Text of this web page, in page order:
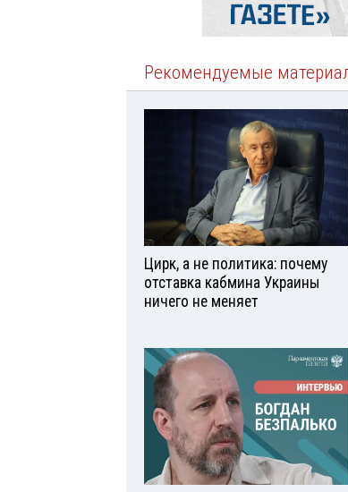
Рекомендуемые
Цирк, а не политика: почему
отставка кабмина Украины
ничего не меняет